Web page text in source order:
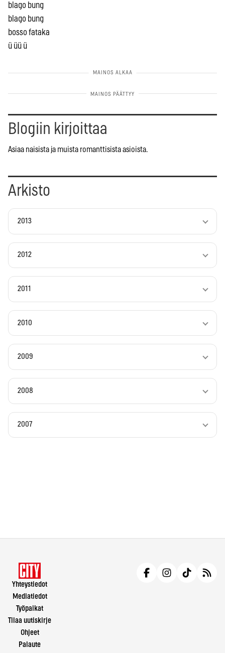
blago bung
blago bung
bosso fataka
ü üü ü
Blogiin kirjoittaa
Asiaa naisista ja muista romanttisista asioista.
Arkisto
2013
2012
2011
2010
2009
2008
2007
Yhteystiedot
Mediatiedot
Työpaikat
Tilaa uutiskirje
Ohjeet
Palaute